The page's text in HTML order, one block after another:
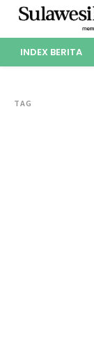
INDEX BERITA
TAG